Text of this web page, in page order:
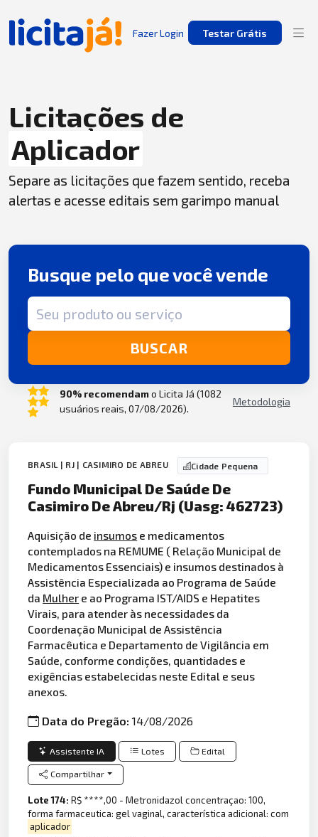
Fazer Login Testar Grátis
Licitações de
Aplicador
Separe as licitações que fazem sentido, receba
alertas e acesse editais sem garimpo manual
Busque pelo que você vende
Termo de busca
BUSCAR
90% recomendamo Licita Já (1082
usuários reais, 07/08/2026).
Metodologia
BRASIL | RJ | CASIMIRO DE ABREU Cidade Pequena
Fundo Municipal De Saúde De
Casimiro De Abreu/Rj (Uasg: 462723)
Aquisição de insumos e medicamentos
contemplados na REMUME ( Relação Municipal de
Medicamentos Essenciais) e insumos destinados à
Assistência Especializada ao Programa de Saúde
da Mulher e ao Programa IST/AIDS e Hepatites
Virais, para atender às necessidades da
Coordenação Municipal de Assistência
Farmacêutica e Departamento de Vigilância em
Saúde, conforme condições, quantidades e
exigências estabelecidas neste Edital e seus
anexos.
Data do Pregão:14/08/2026
Assistente IA Lotes Edital
Compartilhar
Lote 174:R$ ****,00 - Metronidazol concentraçao: 100,
forma farmaceutica: gel vaginal, característica adicional: com
aplicador